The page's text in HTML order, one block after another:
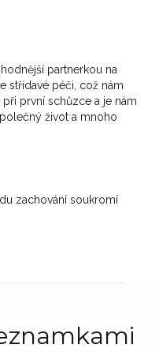
partnerkou na
střídavé péči, což nám
první schůzce a je nám
život a mnoho
zachování soukromí